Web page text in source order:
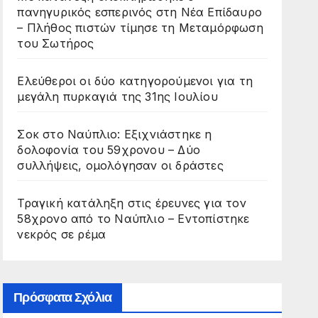
πανηγυρικός εσπερινός στη Νέα Επίδαυρο
– Πλήθος πιστών τίμησε τη Μεταμόρφωση
του Σωτήρος
Ελεύθεροι οι δύο κατηγορούμενοι για τη
μεγάλη πυρκαγιά της 31ης Ιουλίου
Σοκ στο Ναύπλιο: Εξιχνιάστηκε η
δολοφονία του 59χρονου – Δύο
συλλήψεις, ομολόγησαν οι δράστες
Τραγική κατάληξη στις έρευνες για τον
58χρονο από το Ναύπλιο – Εντοπίστηκε
νεκρός σε ρέμα
Πρόσφατα Σχόλια